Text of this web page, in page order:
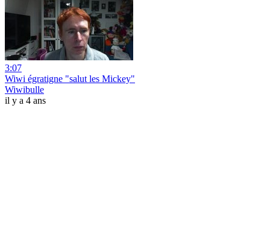
3:07
Wiwi égratigne "salut les Mickey"
Wiwibulle
il y a 4 ans